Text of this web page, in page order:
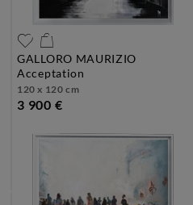
GALLORO MAURIZIO
acceptation
120 x 120 cm
3 900 €